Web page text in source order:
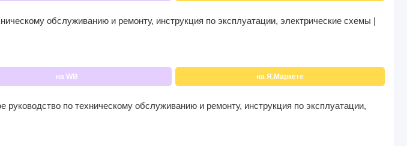
обслуживанию и ремонту, инструкция по эксплуатации, электрические схемы |
на WB на Я.Маркете
по техническому обслуживанию и ремонту, инструкция по эксплуатации,